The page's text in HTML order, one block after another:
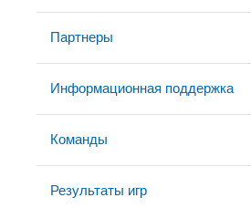
Партнеры
Информационная поддержка
Команды
Результаты игр